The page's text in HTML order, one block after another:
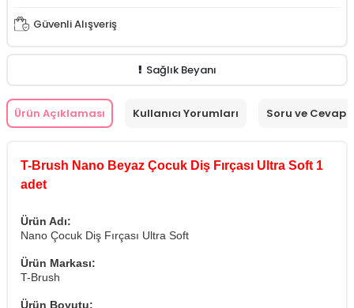
Güvenli Alışveriş
Sağlık Beyanı
Ürün Açıklaması Kullanıcı Yorumları Soru ve Cevap
T-Brush Nano Beyaz Çocuk Diş Fırçası Ultra Soft 1
adet
Ürün Adı:
Nano Çocuk Diş Fırçası Ultra Soft
Ürün Markası:
T-Brush
Ürün Boyutu: